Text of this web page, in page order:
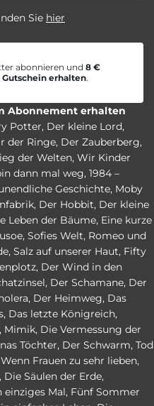
Sie hier
abonnieren und 8 €
Gutschein erhalten.
Abonnement erhalten
Potter, Der kleine Lord,
der Ringe, Der Zauberberg,
der Welten, Wir Kinder
dann mal weg, 1984 –
Geschichte, Moby
, Der Hobbit, Der kleine
Leben der Bäume, Eine kurze
, Sofies Welt, Romeo und
, Salz auf unserer Haut, Fifty
, Der Wind in den
, Der Schamane, Der
, Der Heimweg, Das
, Das letzte Königreich,
, Mimik, Die Vermessung der
Töchter, Der Schwarm, Tod
Wenn Frauen zu sehr lieben,
, Die Säulen der Erde,
einziges Mal, Fünf Sommer